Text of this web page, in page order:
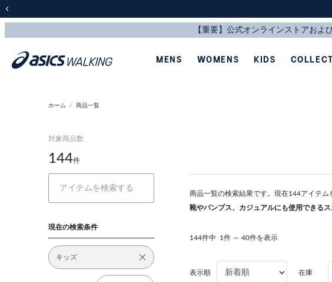
MENS WOMENS KIDS
ホーム 商品一覧
対象商品数
144件
現在の検索条件
キッズ
商品一覧の検索結果です。現在144アイテム
靴やパンプス、カジュアルにも使用できる
144件中 1件 ～ 40件を表示
表示順 在庫